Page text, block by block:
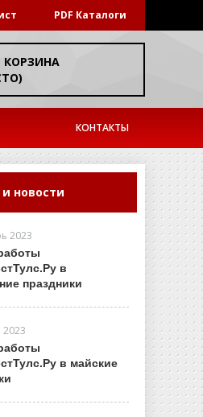
PDF Каталоги
КОРЗИНА
КОНТАКТЫ
новости
2023
в
праздники
в майские